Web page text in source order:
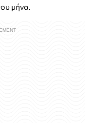
μήνα.